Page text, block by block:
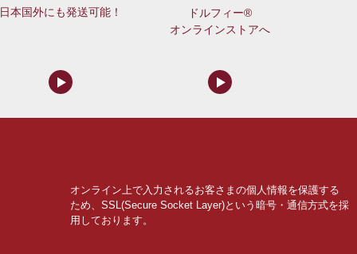
日本国外にも発送可能！
ドルフィー®
オンラインストアへ
オンライン上で入力されるお客さまの個人情報を保護する
ため、SSL(Secure Socket Layer)という暗号・通信方式を採
用しております。